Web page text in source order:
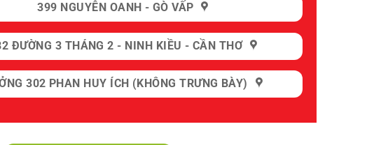
399 NGUYỄN OANH - GÒ VẤP
ĐƯỜNG 3 THÁNG 2 - NINH KIỀU - CẦN THƠ
302 PHAN HUY ÍCH (KHÔNG TRƯNG BÀY)